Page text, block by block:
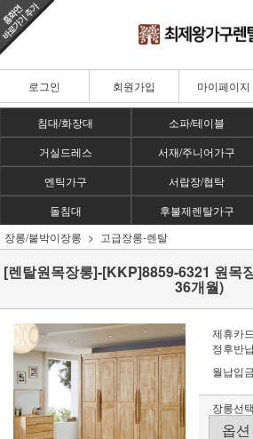
로그인 회원가입 마이페이지
침대/화장대 소파/테이블
거실드레스
서재/주니어가구
엔틱가구
서랍장/협탁
돌침대
후불제렌탈가구
장롱/붙박이장롱
고급장롱-렌탈
[렌탈원목장롱]-[KKP]8859-6321 원목
36개월)
제휴카
정후반
월납입
장롱선택